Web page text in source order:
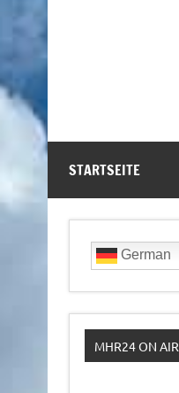
STARTSEITE
German
MHR24 ON AIR